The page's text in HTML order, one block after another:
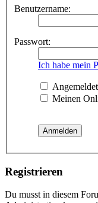
Benutzername:
Passwort:
Ich habe mein
Meinen
Registrieren
Du musst in diesem